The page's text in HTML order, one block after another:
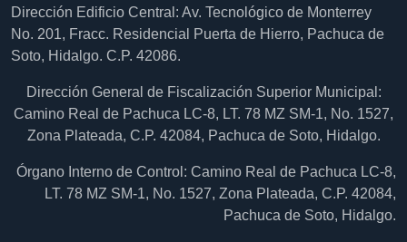
Dirección Edificio Central: Av. Tecnológico de Monterrey
No. 201, Fracc. Residencial Puerta de Hierro, Pachuca de
Soto, Hidalgo. C.P. 42086.
Dirección General de Fiscalización Superior Municipal:
Camino Real de Pachuca LC-8, LT. 78 MZ SM-1, No. 1527,
Zona Plateada, C.P. 42084, Pachuca de Soto, Hidalgo.
Órgano Interno de Control: Camino Real de Pachuca LC-8,
LT. 78 MZ SM-1, No. 1527, Zona Plateada, C.P. 42084,
Pachuca de Soto, Hidalgo.